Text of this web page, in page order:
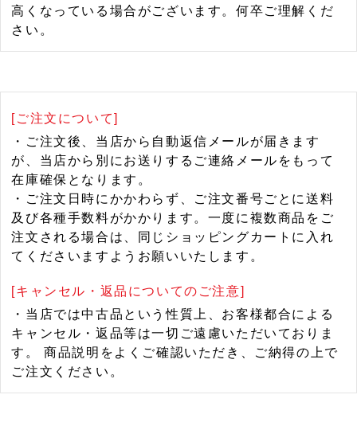
高くなっている場合がございます。何卒ご理解くだ
さい。
[ご注文について]
・ご注文後、当店から自動返信メールが届きます
が、当店から別にお送りするご連絡メールをもって
在庫確保となります。
・ご注文日時にかかわらず、ご注文番号ごとに送料
及び各種手数料がかかります。一度に複数商品をご
注文される場合は、同じショッピングカートに入れ
てくださいますようお願いいたします。
[キャンセル・返品についてのご注意]
・当店では中古品という性質上、お客様都合による
キャンセル・返品等は一切ご遠慮いただいておりま
す。 商品説明をよくご確認いただき、ご納得の上で
ご注文ください。